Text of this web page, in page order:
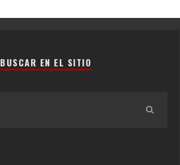
BUSCAR EN EL SITIO